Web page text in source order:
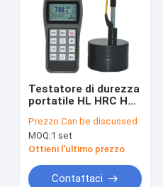
Testatore di durezza
portatile HL HRC HRA
Prezzo:Can be discussed
MOQ:1 set
Ottieni l'ultimo prezzo
Contattaci